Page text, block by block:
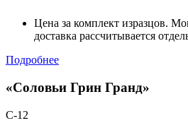
Цена за комплект изразцов.
доставка рассчитывается
Подробнее
«Соловьи Грин Гранд»
С-12